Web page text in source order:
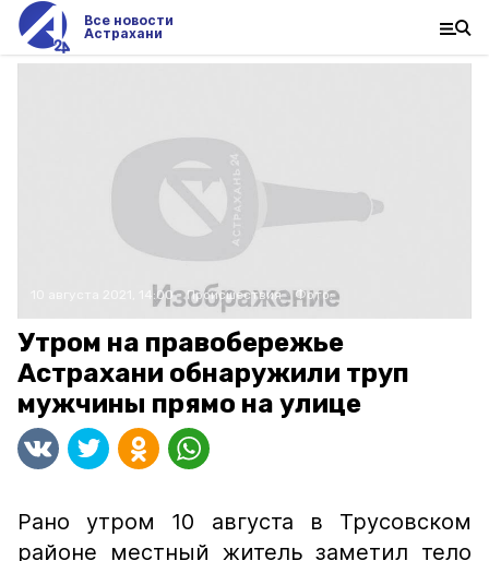
Все новости
Астрахани
10 августа 2021, 14:00 Происшествия Фото:
Утром на правобережье
Астрахани обнаружили труп
мужчины прямо на улице
Рано утром 10 августа в Трусовском
районе местный житель заметил тело